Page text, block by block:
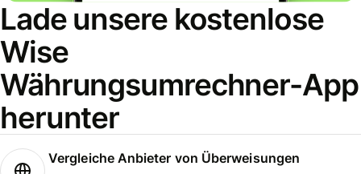
Lade unsere kostenlose
Wise
Währungsumrechner-App
herunter
Vergleiche Anbieter von Überweisungen